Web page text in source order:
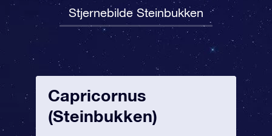
Stjernebilde Steinbukken
Capricornus
(Steinbukken)